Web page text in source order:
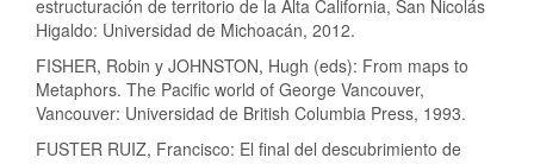
estructuración de territorio de la Alta California, San Nicolás
Higaldo: Universidad de Michoacán, 2012.
FISHER, Robin y JOHNSTON, Hugh (eds): From maps to
Metaphors. The Pacific world of George Vancouver,
Vancouver: Universidad de British Columbia Press, 1993.
FUSTER RUIZ, Francisco: El final del descubrimiento de